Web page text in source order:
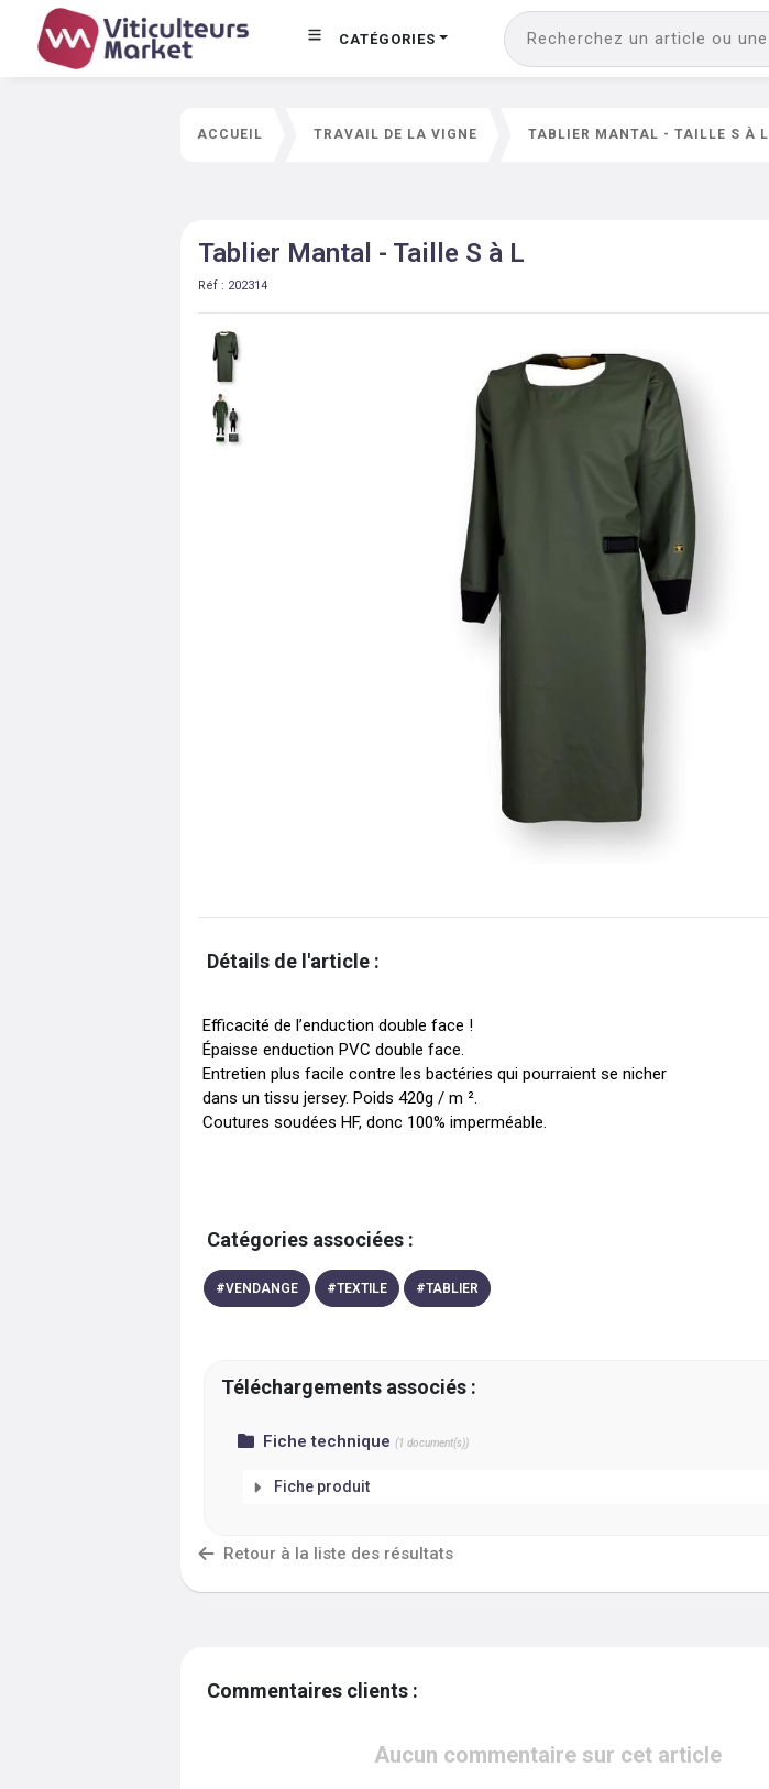
CATÉGORIES
ACCUEIL TRAVAIL DE LA VIGNE TABLIER MANTAL - TAILLE S À L
Tablier Mantal - Taille S à L
Réf : 202314
Détails de l'article :
Efficacité de l’enduction double face !
Épaisse enduction PVC double face.
Entretien plus facile contre les bactéries qui pourraient se nicher
dans un tissu jersey. Poids 420g / m ².
Catégories associées :
#VENDANGE #TEXTILE #TABLIER
Téléchargements associés :
Fiche technique (1 document(s))
Fiche produit
Retour à la liste des résultats
Commentaires clients :
Aucun commentaire sur cet article